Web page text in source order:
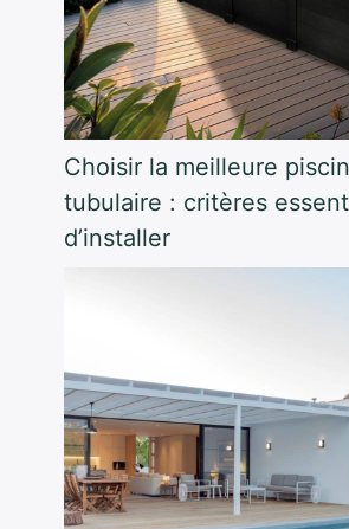
Choisir la meilleure
tubulaire : critères
d’installer